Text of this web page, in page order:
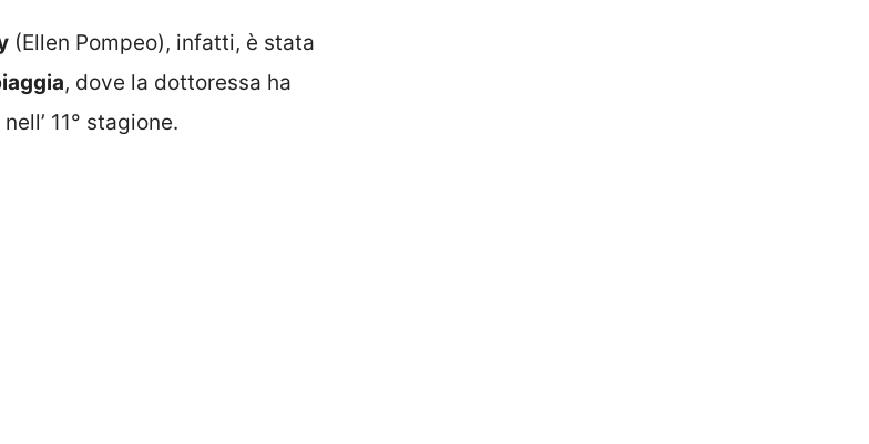
(Ellen Pompeo), infatti, è stata
, dove la dottoressa ha
11° stagione.